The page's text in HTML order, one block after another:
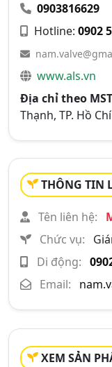
0903816629
Hotline: 0902
www.als.vn
Địa chỉ theo
Thạnh, TP. Hồ
THÔNG TIN
Tên liên hệ:
Chức vụ:
Di động:
Email:
XEM SẢN